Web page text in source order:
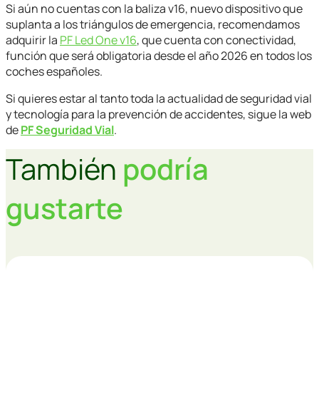
Si aún no cuentas con la baliza v16, nuevo dispositivo que
suplanta a los triángulos de emergencia, recomendamos
adquirir la PF Led One v16, que cuenta con conectividad,
función que será obligatoria desde el año 2026 en todos los
coches españoles.
Si quieres estar al tanto toda la actualidad de seguridad vial
y tecnología para la prevención de accidentes, sigue la web
dePF Seguridad Vial.
También podría
gustarte